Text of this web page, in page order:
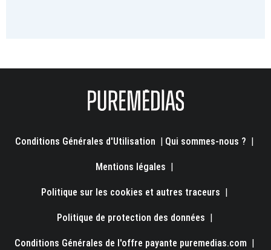
Conditions Générales d'Utilisation | Qui sommes-nous ? |
Mentions légales |
Politique sur les cookies et autres traceurs |
Politique de protection des données |
Conditions Générales de l'offre payante puremedias.com |